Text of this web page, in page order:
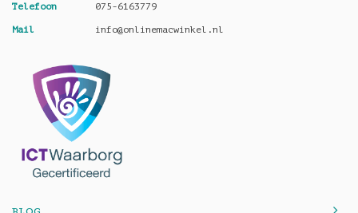
Telefoon 075-6163779
Mail info@onlinemacwinkel.nl